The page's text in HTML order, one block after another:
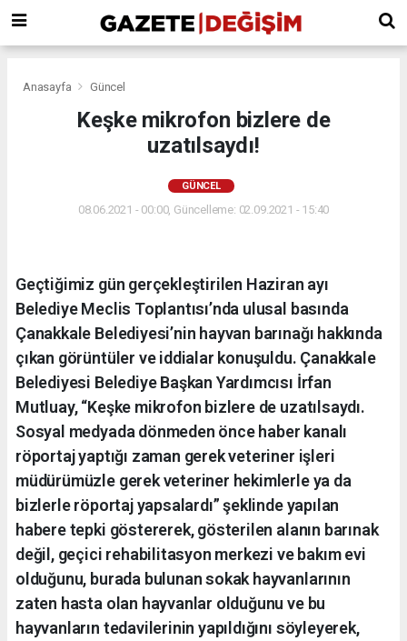
Anasayfa Güncel
Keşke mikrofon bizlere de
uzatılsaydı!
GÜNCEL
08.06.2021 - 00:00, Güncelleme: 02.09.2021 - 15:40
Geçtiğimiz gün gerçekleştirilen Haziran ayı
Belediye Meclis Toplantısı’nda ulusal basında
Çanakkale Belediyesi’nin hayvan barınağı hakkında
çıkan görüntüler ve iddialar konuşuldu. Çanakkale
Belediyesi Belediye Başkan Yardımcısı İrfan
Mutluay, “Keşke mikrofon bizlere de uzatılsaydı.
Sosyal medyada dönmeden önce haber kanalı
röportaj yaptığı zaman gerek veteriner işleri
müdürümüzle gerek veteriner hekimlerle ya da
bizlerle röportaj yapsalardı” şeklinde yapılan
habere tepki göstererek, gösterilen alanın barınak
değil, geçici rehabilitasyon merkezi ve bakım evi
olduğunu, burada bulunan sokak hayvanlarının
zaten hasta olan hayvanlar olduğunu ve bu
hayvanların tedavilerinin yapıldığını söyleyerek,